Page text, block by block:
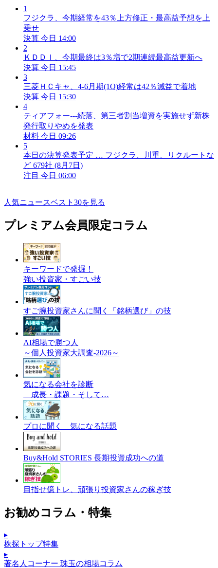
1
フジクラ、今期経常を43％上方修正・最高益予想を上
乗せ
決算 今日 14:00
2
ＫＤＤＩ、今期最終は3％増で2期連続最高益更新へ
決算 今日 15:45
3
三菱ＨＣキャ、4-6月期(1Q)経常は42％減益で着地
決算 今日 15:30
4
ティアフォー---続落、第三者割当増資を実施せず新株
発行取りやめを発表
材料 今日 09:26
5
本日の決算発表予定 … フジクラ、川重、リクルートな
ど 679社 (8月7日)
注目 今日 06:00
人気ニュースベスト30を見る
プレミアム会員限定コラム
キーワードで発掘！
強い投資家・すごい技
すご腕投資家さんに聞く「銘柄選び」の技
AI相場で勝つ人
～個人投資家大調査-2026～
気になる会社を診断
成長・課題・そして…
プロに聞く 気になる話題
Buy&Hold STORIES 長期投資成功への道
目指せ億トレ、頑張り投資家さんの稼ぎ技
お勧めコラム・特集
▸
株探トップ特集
▸
著名人コーナー 珠玉の相場コラム